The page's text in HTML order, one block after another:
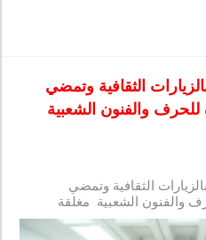
الثقافية وتمضي
والفنون الشعبية
الثقافية وتمضي
والفنون الشعبية مغلقة